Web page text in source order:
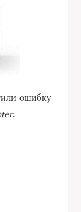
ошибку
.